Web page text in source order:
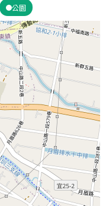
5 年以下
10-20 年
30-40 年
公園